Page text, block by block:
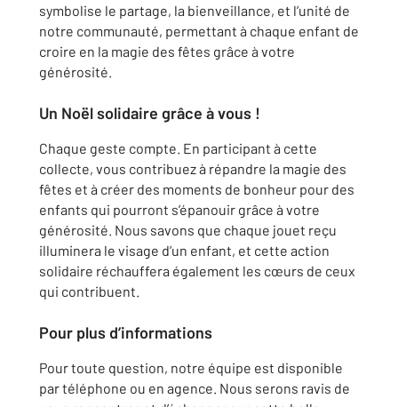
symbolise le partage, la bienveillance, et l’unité de
notre communauté, permettant à chaque enfant de
croire en la magie des fêtes grâce à votre
générosité.
Un Noël solidaire grâce à vous !
Chaque geste compte. En participant à cette
collecte, vous contribuez à répandre la magie des
fêtes et à créer des moments de bonheur pour des
enfants qui pourront s’épanouir grâce à votre
générosité. Nous savons que chaque jouet reçu
illuminera le visage d’un enfant, et cette action
solidaire réchauffera également les cœurs de ceux
qui contribuent.
Pour plus d’informations
Pour toute question, notre équipe est disponible
par téléphone ou en agence. Nous serons ravis de